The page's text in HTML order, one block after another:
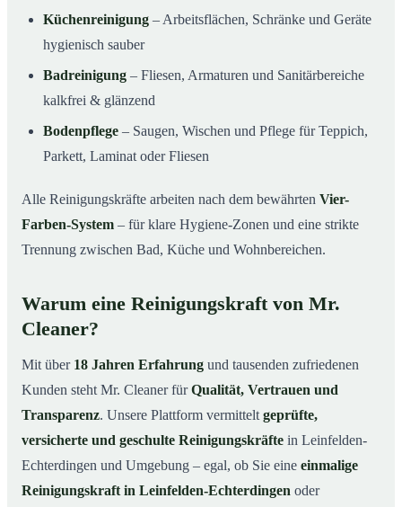
Küchenreinigung – Arbeitsflächen, Schränke und Geräte
hygienisch sauber
Badreinigung – Fliesen, Armaturen und Sanitärbereiche
kalkfrei & glänzend
Bodenpflege – Saugen, Wischen und Pflege für Teppich,
Parkett, Laminat oder Fliesen
Alle Reinigungskräfte arbeiten nach dem bewährten Vier-
Farben-System – für klare Hygiene-Zonen und eine strikte
Trennung zwischen Bad, Küche und Wohnbereichen.
Warum eine Reinigungskraft von Mr.
Cleaner?
Mit über 18 Jahren Erfahrung und tausenden zufriedenen
Kunden steht Mr. Cleaner fürQualität, Vertrauen und
Transparenz. Unsere Plattform vermittelt geprüfte,
versicherte und geschulte Reinigungskräfte in Leinfelden-
Echterdingen und Umgebung – egal, ob Sie eine einmalige
Reinigungskraft in Leinfelden-Echterdingen oder